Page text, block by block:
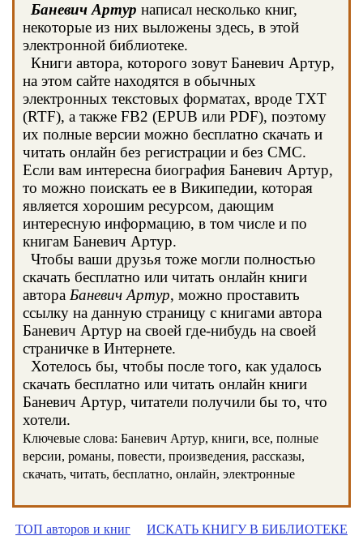
Баневич Артур написал несколько книг,
некоторые из них выложены здесь, в этой
электронной библиотеке.
Книги автора, которого зовут Баневич Артур,
на этом сайте находятся в обычных
электронных текстовых форматах, вроде TXT
(RTF), а также FB2 (EPUB или PDF), поэтому
их полные версии можно бесплатно скачать и
читать онлайн без регистрации и без СМС.
Если вам интересна биография Баневич Артур,
то можно поискать ее в Википедии, которая
является хорошим ресурсом, дающим
интересную информацию, в том числе и по
книгам Баневич Артур.
Чтобы ваши друзья тоже могли полностью
скачать бесплатно или читать онлайн книги
автора Баневич Артур, можно проставить
ссылку на данную страницу с книгами автора
Баневич Артур на своей где-нибудь на своей
страничке в Интернете.
Хотелось бы, чтобы после того, как удалось
скачать бесплатно или читать онлайн книги
Баневич Артур, читатели получили бы то, что
хотели.
Ключевые слова: Баневич Артур, книги, все, полные
версии, романы, повести, произведения, рассказы,
скачать, читать, бесплатно, онлайн, электронные
ТОП авторов и книг ИСКАТЬ КНИГУ В БИБЛИОТЕКЕ